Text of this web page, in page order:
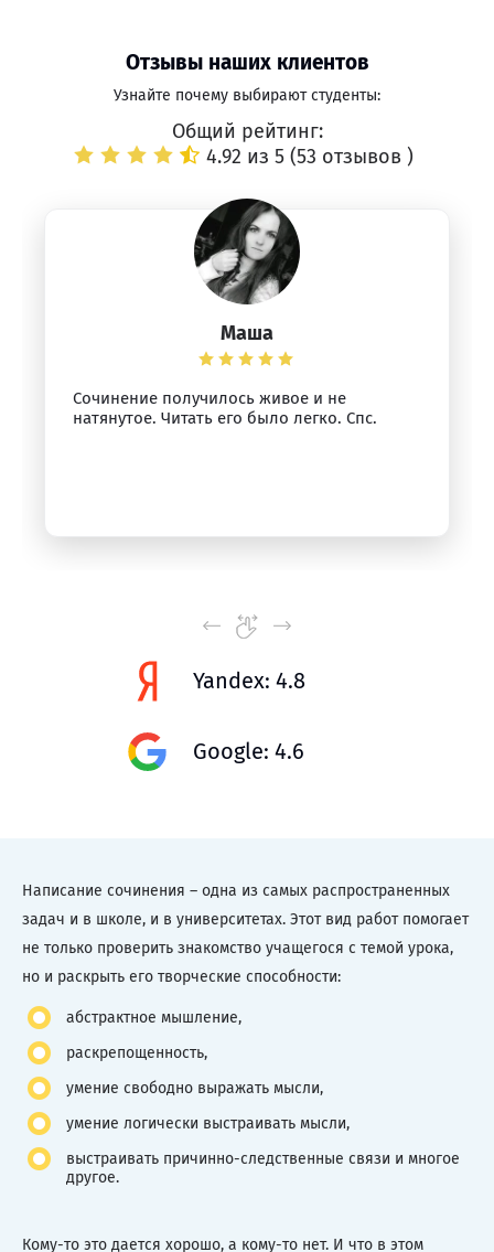
Отзывы наших клиентов
Узнайте почему выбирают студенты:
Общий рейтинг:
4.92 из 5 (53 отзывов )
Маша
Сочинение получилось живое и не
натянутое. Читать его было легко. Спс.
Yandex: 4.8
Google: 4.6
Написание сочинения – одна из самых распространенных
задач и в школе, и в университетах. Этот вид работ помогает
не только проверить знакомство учащегося с темой урока,
но и раскрыть его творческие способности:
абстрактное мышление,
раскрепощенность,
умение свободно выражать мысли,
умение логически выстраивать мысли,
выстраивать причинно-следственные связи и многое
другое.
Кому-то это дается хорошо, а кому-то нет. И что в этом